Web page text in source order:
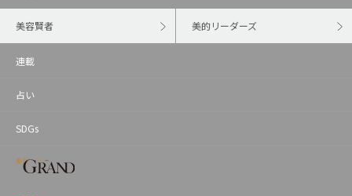
美容賢者 美的リーダーズ
連載
占い
SDGs